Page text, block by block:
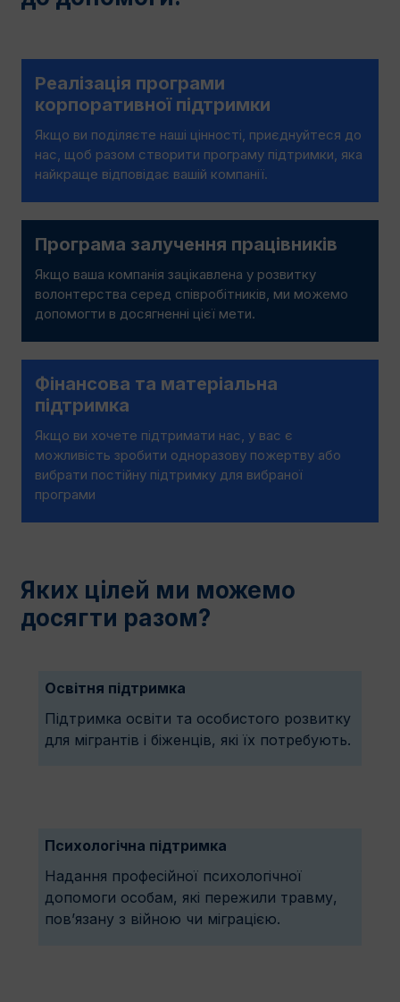
Реалізація програми
корпоративної підтримки
Якщо ви поділяєте наші цінності, приєднуйтеся до
нас, щоб разом створити програму підтримки, яка
найкраще відповідає вашій компанії.
Програма залучення працівників
Якщо ваша компанія зацікавлена у розвитку
волонтерства серед співробітників, ми можемо
допомогти в досягненні цієї мети.
Фінансова та матеріальна
підтримка
Якщо ви хочете підтримати нас, у вас є
можливість зробити одноразову пожертву або
вибрати постійну підтримку для вибраної
програми
Яких цілей ми можемо
досягти разом?
Освітня підтримка
Підтримка освіти та особистого розвитку
для мігрантів і біженців, які їх потребують.
Психологічна підтримка
Надання професійної психологічної
допомоги особам, які пережили травму,
пов’язану з війною чи міграцією.